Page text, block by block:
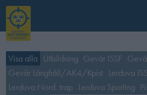
Visa alla Utbildning Gevär ISSF
Gevär Långhåll/AK4/Kpist Lerduva
Lerduva Nord. trap Lerduva Sporting